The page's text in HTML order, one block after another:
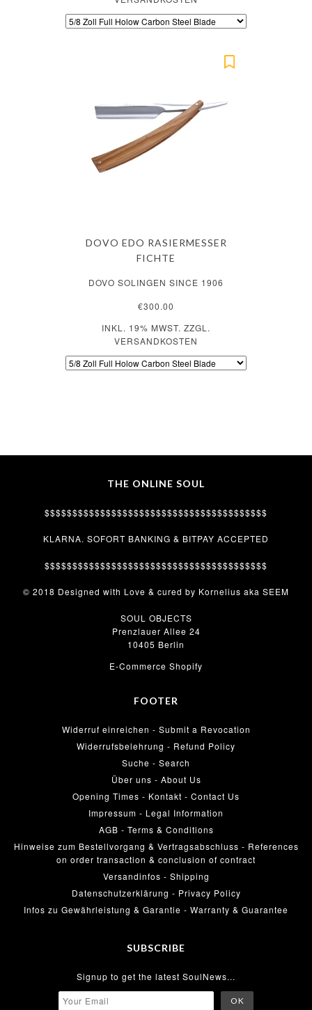
DOVO EDO RASIERMESSER
FICHTE
DOVO SOLINGEN SINCE 1906
€300.00
INKL. 19% MWST. ZZGL.
VERSANDKOSTEN
THE ONLINE SOUL
$$$$$$$$$$$$$$$$$$$$$$$$$$$$$$$$$$$$$$$$
KLARNA. SOFORT BANKING & BITPAY ACCEPTED
$$$$$$$$$$$$$$$$$$$$$$$$$$$$$$$$$$$$$$$$
© 2018 Designed with Love & cured by Kornelius aka SEEM
SOUL OBJECTS
Prenzlauer Allee 24
10405 Berlin
E-Commerce Shopify
FOOTER
Widerruf einreichen - Submit a Revocation
Widerrufsbelehrung - Refund Policy
Suche - Search
Über uns - About Us
Opening Times - Kontakt - Contact Us
Impressum - Legal Information
AGB - Terms & Conditions
Hinweise zum Bestellvorgang & Vertragsabschluss - References
on order transaction & conclusion of contract
Versandinfos - Shipping
Datenschutzerklärung - Privacy Policy
Infos zu Gewährleistung & Garantie - Warranty & Guarantee
SUBSCRIBE
Signup to get the latest SoulNews...